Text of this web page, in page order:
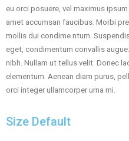
eu orci posuere, vel maximus
amet accumsan faucibus. Morbi
mollis dui condime ntum.
eget, condimentum convallis
nibh. Nullam ut tellus velit. Donec
elementum. Aenean diam purus,
orci integer ullamcorper urna mi.
Size Default